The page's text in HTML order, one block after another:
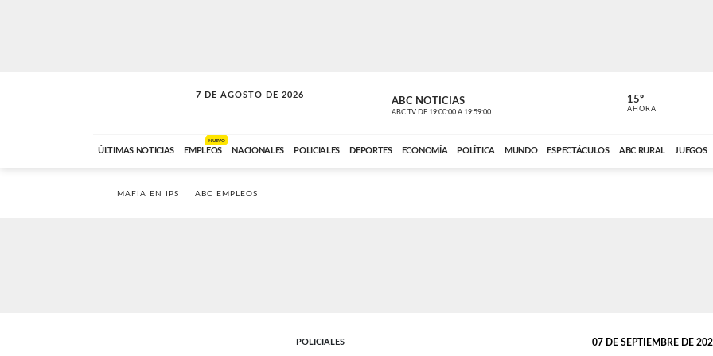
7 DE AGOSTO DE 2026
SOLO MÚSICA ABC NOTICIAS
ABC TV DE 19:00:00 A 19:59:00 ABC CARDINAL
15º
AHORA
ÚLTIMAS NOTICIAS EMPLEOS
NUEVO
NACIONALES POLICIALES DEPORTES ECONOMÍA POLÍTICA MUNDO ESPECTÁCULOS ABC RURAL JUEGOS
MAFIA EN IPS ABC EMPLEOS
POLICIALES 07 DE SEPTIEMBRE DE